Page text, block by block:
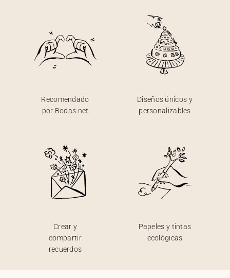
Recomendado
por Bodas.net
Diseños únicos y
personalizables
Crear y
compartir
recuerdos
Papeles y tintas
ecológicas